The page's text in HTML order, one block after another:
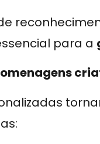
para a